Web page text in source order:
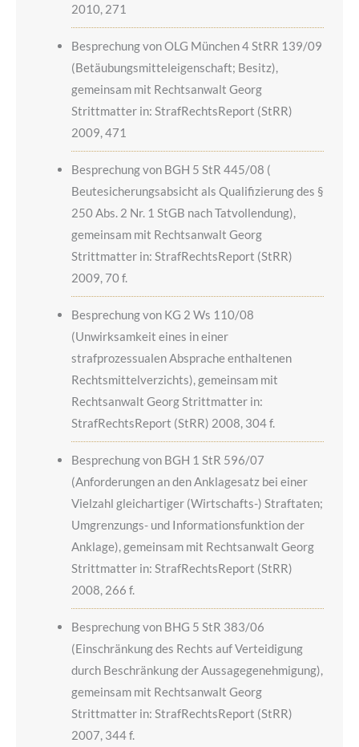
2010, 271
Besprechung von OLG München 4 StRR 139/09
(Betäubungsmitteleigenschaft; Besitz),
gemeinsam mit Rechtsanwalt Georg
Strittmatter in: StrafRechtsReport (StRR)
2009, 471
Besprechung von BGH 5 StR 445/08 (
Beutesicherungsabsicht als Qualifizierung des §
250 Abs. 2 Nr. 1 StGB nach Tatvollendung),
gemeinsam mit Rechtsanwalt Georg
Strittmatter in: StrafRechtsReport (StRR)
2009, 70 f.
Besprechung von KG 2 Ws 110/08
(Unwirksamkeit eines in einer
strafprozessualen Absprache enthaltenen
Rechtsmittelverzichts), gemeinsam mit
Rechtsanwalt Georg Strittmatter in:
StrafRechtsReport (StRR) 2008, 304 f.
Besprechung von BGH 1 StR 596/07
(Anforderungen an den Anklagesatz bei einer
Vielzahl gleichartiger (Wirtschafts-) Straftaten;
Umgrenzungs- und Informationsfunktion der
Anklage), gemeinsam mit Rechtsanwalt Georg
Strittmatter in: StrafRechtsReport (StRR)
2008, 266 f.
Besprechung von BHG 5 StR 383/06
(Einschränkung des Rechts auf Verteidigung
durch Beschränkung der Aussagegenehmigung),
gemeinsam mit Rechtsanwalt Georg
Strittmatter in: StrafRechtsReport (StRR)
2007, 344 f.